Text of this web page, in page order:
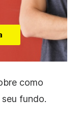
como
fundo.